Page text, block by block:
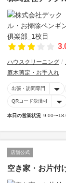
ハウスクリーニング
庭木剪定・お手入れ
出張・訪問専門
QRコード決済可
本日の営業状況 9:00〜
店舗公式
空き家・お片付